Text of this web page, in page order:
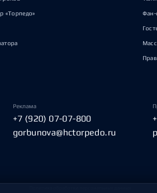
«Торпедо» Фан-
Реклама
+7 (920) 07-07-800
gorbunova@hctorpedo.ru